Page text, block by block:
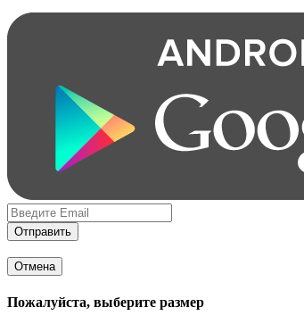
Отправить
Отмена
Пожалуйста, выберите размер